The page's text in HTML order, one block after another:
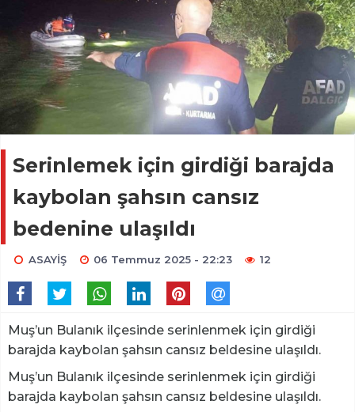
Serinlemek için girdiği barajda
kaybolan şahsın cansız
bedenine ulaşıldı
ASAYİŞ 06 Temmuz 2025 - 22:23 12
Muş’un Bulanık ilçesinde serinlenmek için girdiği
barajda kaybolan şahsın cansız beldesine ulaşıldı.
Muş’un Bulanık ilçesinde serinlenmek için girdiği
barajda kaybolan şahsın cansız beldesine ulaşıldı.